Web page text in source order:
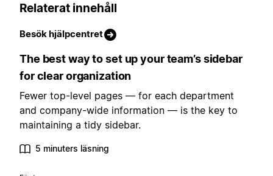
Relaterat innehåll
Besök hjälpcentret
The best way to set up your team’s sidebar
for clear organization
Fewer top-level pages — for each department
and company-wide information — is the key to
maintaining a tidy sidebar.
5 minuters läsning